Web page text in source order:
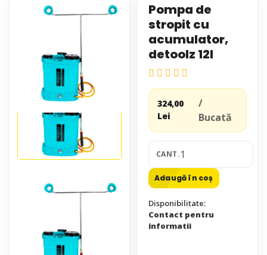
Pompa de
stropit cu
acumulator,
detoolz 12l
324,00
Lei
/
Bucată
CANT.
Adaugă în coș
Disponibilitate:
Contact pentru
informatii